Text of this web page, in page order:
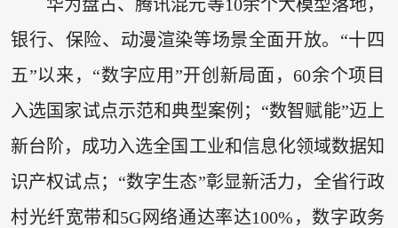
华为盘古、腾讯混元等10余个大模型落地，
银行、保险、动漫渲染等场景全面开放。“十四
五”以来，“数字应用”开创新局面，60余个项目
入选国家试点示范和典型案例；“数智赋能”迈上
新台阶，成功入选全国工业和信息化领域数据知
识产权试点；“数字生态”彰显新活力，全省行政
村光纤宽带和5G网络通达率达100%，数字政务